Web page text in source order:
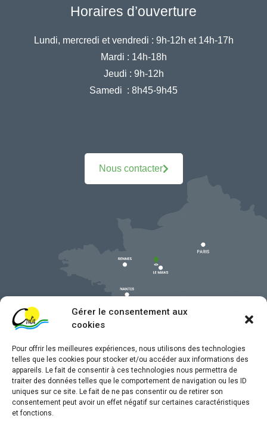
Gérer le consentement aux
cookies
Pour offrir les meilleures expériences, nous utilisons des technologies
telles que les cookies pour stocker et/ou accéder aux informations des
appareils. Le fait de consentir à ces technologies nous permettra de
traiter des données telles que le comportement de navigation ou les ID
uniques sur ce site. Le fait de ne pas consentir ou de retirer son
consentement peut avoir un effet négatif sur certaines caractéristiques
et fonctions.
Horaires d’ouverture
Lundi, mercredi et vendredi : 9h-12h et 14h-17h
Mardi : 14h-18h
Jeudi : 9h-12h
Samedi : 8h45-9h45
Nous contacter
Mentions légales